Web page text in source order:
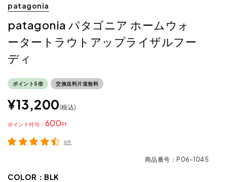
patagonia
patagonia パタゴニア ホームウォ
ータートラウトアップライザルフー
ディ
ポイント5倍 交換送料片道無料
¥13,200 税込
600
ポイント
6件
商品番号 P06-1045
COLOR： BLK